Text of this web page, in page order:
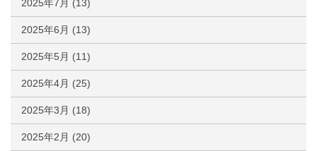
2025年7月 (13)
2025年6月 (13)
2025年5月 (11)
2025年4月 (25)
2025年3月 (18)
2025年2月 (20)